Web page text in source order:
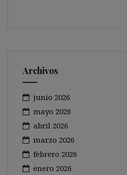
Archivos
junio 2026
mayo 2026
abril 2026
marzo 2026
febrero 2026
enero 2026